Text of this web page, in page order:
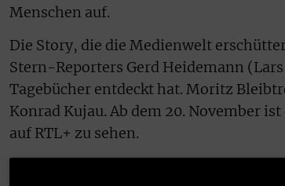
Menschen auf.
Die Story, die die Medienwelt
Stern-Reporters Gerd Heidemann
Tagebücher entdeckt hat. Moritz
Konrad Kujau. Ab dem 20. November
auf RTL+ zu sehen.